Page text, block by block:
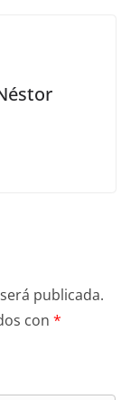
publicada.
con *